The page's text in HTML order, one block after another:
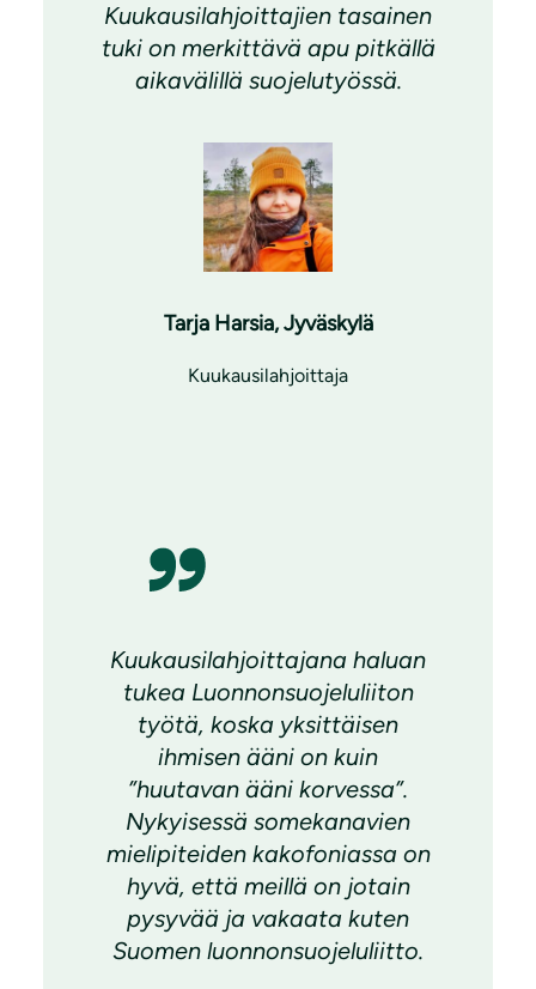
Kuukausilahjoittajien tasainen
tuki on merkittävä apu pitkällä
aikavälillä suojelutyössä.
Tarja Harsia, Jyväskylä
Kuukausilahjoittaja
Kuukausilahjoittajana haluan
tukea Luonnonsuojeluliiton
työtä, koska yksittäisen
ihmisen ääni on kuin
”huutavan ääni korvessa”.
Nykyisessä somekanavien
mielipiteiden kakofoniassa on
hyvä, että meillä on jotain
pysyvää ja vakaata kuten
Suomen luonnonsuojeluliitto.